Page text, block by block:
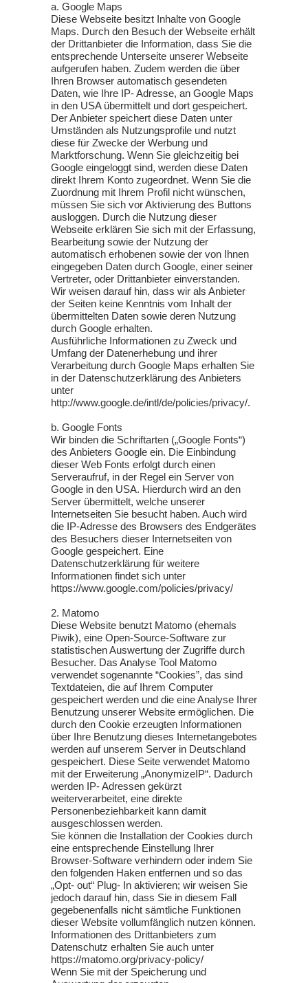
a. Google Maps
Diese Webseite besitzt Inhalte von Google
Maps. Durch den Besuch der Webseite erhält
der Drittanbieter die Information, dass Sie die
entsprechende Unterseite unserer Webseite
aufgerufen haben. Zudem werden die über
Ihren Browser automatisch gesendeten
Daten, wie Ihre IP- Adresse, an Google Maps
in den USA übermittelt und dort gespeichert.
Der Anbieter speichert diese Daten unter
Umständen als Nutzungsprofile und nutzt
diese für Zwecke der Werbung und
Marktforschung. Wenn Sie gleichzeitig bei
Google eingeloggt sind, werden diese Daten
direkt Ihrem Konto zugeordnet. Wenn Sie die
Zuordnung mit Ihrem Profil nicht wünschen,
müssen Sie sich vor Aktivierung des Buttons
ausloggen. Durch die Nutzung dieser
Webseite erklären Sie sich mit der Erfassung,
Bearbeitung sowie der Nutzung der
automatisch erhobenen sowie der von Ihnen
eingegeben Daten durch Google, einer seiner
Vertreter, oder Drittanbieter einverstanden.
Wir weisen darauf hin, dass wir als Anbieter
der Seiten keine Kenntnis vom Inhalt der
übermittelten Daten sowie deren Nutzung
durch Google erhalten.
Ausführliche Informationen zu Zweck und
Umfang der Datenerhebung und ihrer
Verarbeitung durch Google Maps erhalten Sie
in der Datenschutzerklärung des Anbieters
unter
http://www.google.de/intl/de/policies/privacy/.
b. Google Fonts
Wir binden die Schriftarten („Google Fonts“)
des Anbieters Google ein. Die Einbindung
dieser Web Fonts erfolgt durch einen
Serveraufruf, in der Regel ein Server von
Google in den USA. Hierdurch wird an den
Server übermittelt, welche unserer
Internetseiten Sie besucht haben. Auch wird
die IP-Adresse des Browsers des Endgerätes
des Besuchers dieser Internetseiten von
Google gespeichert. Eine
Datenschutzerklärung für weitere
Informationen findet sich unter
https://www.google.com/policies/privacy/
2. Matomo
Diese Website benutzt Matomo (ehemals
Piwik), eine Open-Source-Software zur
statistischen Auswertung der Zugriffe durch
Besucher. Das Analyse Tool Matomo
verwendet sogenannte “Cookies”, das sind
Textdateien, die auf Ihrem Computer
gespeichert werden und die eine Analyse Ihrer
Benutzung unserer Website ermöglichen. Die
durch den Cookie erzeugten Informationen
über Ihre Benutzung dieses Internetangebotes
werden auf unserem Server in Deutschland
gespeichert. Diese Seite verwendet Matomo
mit der Erweiterung „AnonymizeIP“. Dadurch
werden IP- Adressen gekürzt
weiterverarbeitet, eine direkte
Personenbeziehbarkeit kann damit
ausgeschlossen werden.
Sie können die Installation der Cookies durch
eine entsprechende Einstellung Ihrer
Browser-Software verhindern oder indem Sie
den folgenden Haken entfernen und so das
„Opt- out“ Plug- In aktivieren; wir weisen Sie
jedoch darauf hin, dass Sie in diesem Fall
gegebenenfalls nicht sämtliche Funktionen
dieser Website vollumfänglich nutzen können.
Informationen des Drittanbieters zum
Datenschutz erhalten Sie auch unter
https://matomo.org/privacy-policy/
Wenn Sie mit der Speicherung und